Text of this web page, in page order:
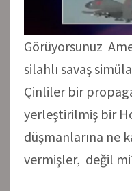
Görüyorsunuz
silahlı savaş
Çinliler bir
yerleştirilmiş bir
düşmanlarına ne
vermişler, değil